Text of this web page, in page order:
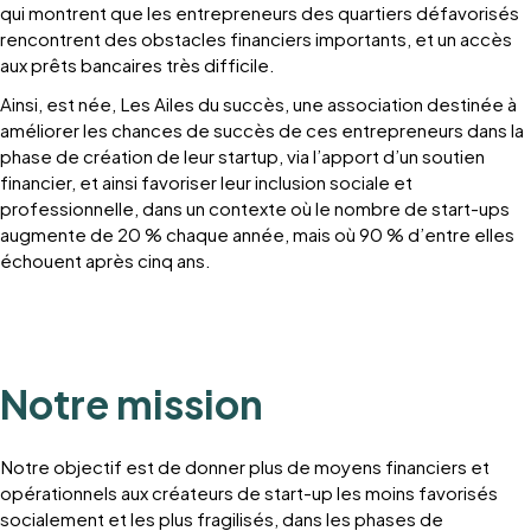
qui montrent que les entrepreneurs des quartiers défavorisés
rencontrent des obstacles financiers importants, et un accès
aux prêts bancaires très difficile.
Ainsi, est née, Les Ailes du succès, une association destinée à
améliorer les chances de succès de ces entrepreneurs dans la
phase de création de leur startup, via l’apport d’un soutien
financier, et ainsi favoriser leur inclusion sociale et
professionnelle, dans un contexte où le nombre de start-ups
augmente de 20 % chaque année, mais où 90 % d’entre elles
échouent après cinq ans.
Notre mission
Notre objectif est de donner plus de moyens financiers et
opérationnels aux créateurs de start-up les moins favorisés
socialement et les plus fragilisés, dans les phases de